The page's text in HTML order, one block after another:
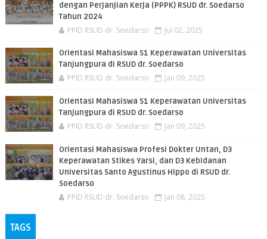
dengan Perjanjian Kerja (PPPK) RSUD dr. Soedarso
Tahun 2024
PPID RSUD dr. Soedarso Jul 02, 2025
Orientasi Mahasiswa S1 Keperawatan Universitas
Tanjungpura di RSUD dr. Soedarso
PPID RSUD dr. Soedarso Jan 09, 2025
Orientasi Mahasiswa S1 Keperawatan Universitas
Tanjungpura di RSUD dr. Soedarso
PPID RSUD dr. Soedarso Jan 09, 2025
Orientasi Mahasiswa Profesi Dokter Untan, D3
Keperawatan Stikes Yarsi, dan D3 Kebidanan
Universitas Santo Agustinus Hippo di RSUD dr.
Soedarso
PPID RSUD dr. Soedarso Jan 08, 2025
TAGS